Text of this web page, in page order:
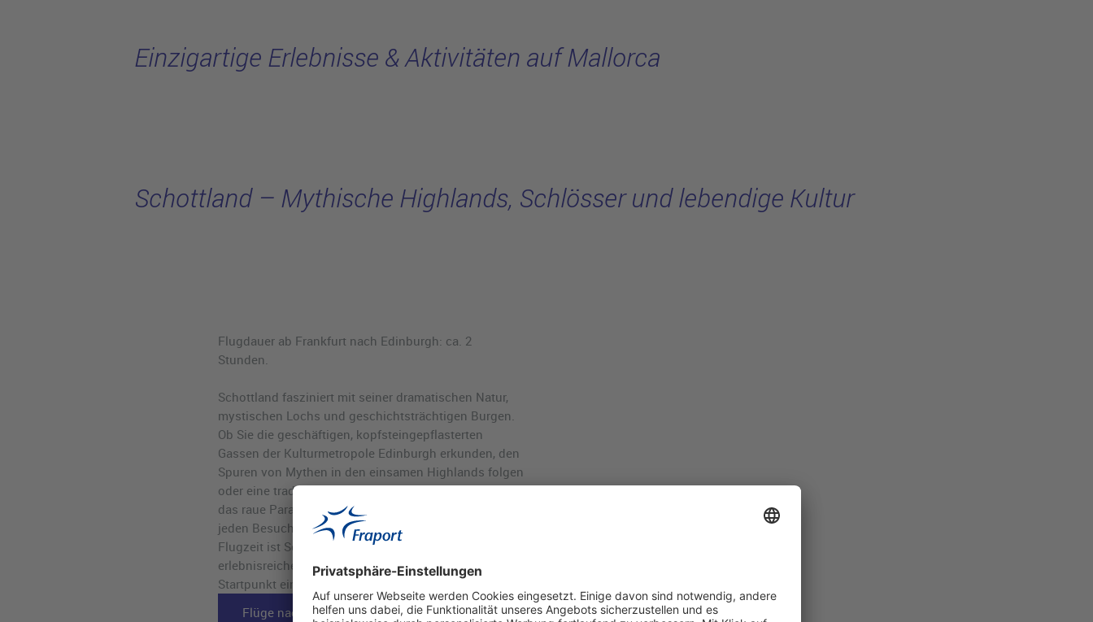
Einzigartige Erlebnisse & Aktivitäten auf Mallorca
Schottland – Mythische Highlands, Schlösser und lebendige Kultur
Flugdauer ab Frankfurt nach Edinburgh: ca. 2
Stunden.
Schottland fasziniert mit seiner dramatischen Natur,
mystischen Lochs und geschichtsträchtigen Burgen.
Ob Sie die geschäftigen, kopfsteingepflasterten
Gassen der Kulturmetropole Edinburgh erkunden, den
Spuren von Mythen in den einsamen Highlands folgen
oder eine traditionelle Whisky-Destillerie besuchen –
das raue Paradies im Norden Großbritanniens zieht
jeden Besucher in seinen Bann. Dank der kurzen
Flugzeit ist Schottland das ideale Ziel für ein
erlebnisreiches verlängertes Wochenende oder den
Startpunkt eines unvergesslichen Roadtrips.
Flüge nach Edinburgh vergleichen